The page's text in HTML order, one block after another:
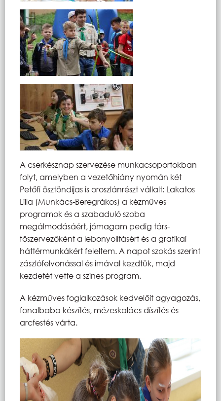
A cserkésznap szervezése munkacsoportokban
folyt, amelyben a vezetőhiány nyomán két
Petőfi ösztöndíjas is oroszlánrészt vállalt: Lakatos
Lilla (Munkács-Beregrákos) a kézműves
programok és a szabaduló szoba
megálmodásáért, jómagam pedig társ-
főszervezőként a lebonyolításért és a grafikai
háttérmunkákért feleltem. A napot szokás szerint
zászlófelvonással és imával kezdtük, majd
kezdetét vette a színes program.
A kézműves foglalkozások kedvelőit agyagozás,
fonalbaba készítés, mézeskalács díszítés és
arcfestés várta.